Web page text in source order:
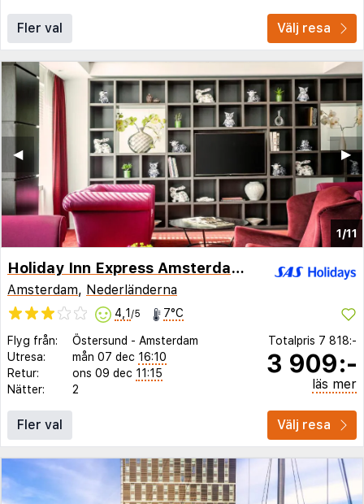
Fler val Välj resa
1/11
▶︎
◀︎
Holiday Inn Express Amsterdam - Sloterdijk Station
Amsterdam, Nederländerna
4,1 /5 7°C
Flyg från: Östersund - Amsterdam
Utresa:
mån 07 dec 16:10
Retur:
ons 09 dec 11:15
Nätter:
2
Totalpris 7 818:-
3 909:-
läs mer
Fler val Välj resa